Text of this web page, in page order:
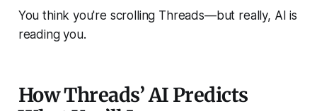
You think you're scrolling Threads—but really, AI is
reading you.
How Threads’ AI Predicts